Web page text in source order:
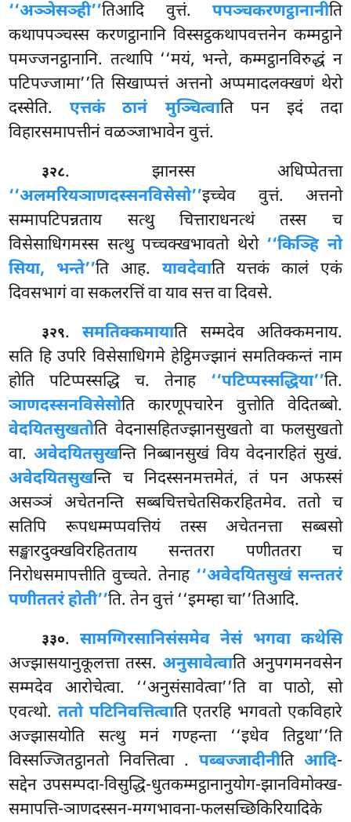
‘‘अञ्ञेसञ्ही’’तिआदि वुत्तं. पपञ्चकरणट्ठानानीति
कथापपञ्चस्स करणट्ठानानि विस्सट्ठकथापवत्तनेन कम्मट्ठाने
पमज्जनट्ठानानि. तत्थापि ‘‘मयं, भन्ते, कम्मट्ठानविरुद्धं न
पटिपज्जामा’’ति सिखाप्पत्तं अत्तनो अप्पमादलक्खणं थेरो
दस्सेति.एत्तकं ठानं मुञ्चित्वाति पन इदं तदा
विहारसमापत्तीनं वळञ्जाभावेन वुत्तं.
३२८. झानस्स अधिप्पेतत्ता
‘‘अलमरियञाणदस्सनविसेसो’’इच्चेव वुत्तं. अत्तनो
सम्मापटिपन्नताय सत्थु चित्ताराधनत्थं तस्स च
विसेसाधिगमस्स सत्थु पच्चक्खभावतो थेरो ‘‘किञ्हि नो
सिया, भन्ते’’ति आह.यावदेवाति यत्तकं कालं एकं
दिवसभागं वा सकलरत्तिं वा याव सत्त वा दिवसे.
३२९.समतिक्कमायाति सम्मदेव अतिक्कमनाय.
सति हि उपरि विसेसाधिगमे हेट्ठिमज्झानं समतिक्कन्तं नाम
होति पटिप्पस्सद्धि च. तेनाह ‘‘पटिप्पस्सद्धिया’’ति.
ञाणदस्सनविसेसोति कारणूपचारेन वुत्तोति वेदितब्बो.
वेदयितसुखतोति वेदनासहितज्झानसुखतो वा फलसुखतो
वा.अवेदयितसुखन्ति निब्बानसुखं विय वेदनारहितं सुखं.
अवेदयितसुखन्ति च निदस्सनमत्तमेतं, तं पन अफस्सं
असञ्ञं अचेतनन्ति सब्बचित्तचेतसिकरहितमेव. ततो च
सतिपि रूपधम्मप्पवत्तियं तस्स अचेतनत्ता सब्बसो
सङ्खारदुक्खविरहितताय सन्ततरा पणीततरा च
निरोधसमापत्तीति वुच्चते. तेनाह ‘‘अवेदयितसुखं सन्ततरं
पणीततरं होती’’ति. तेन वुत्तं ‘‘इमम्हा चा’’तिआदि.
३३०.सामग्गिरसानिसंसमेव नेसं भगवा कथेसि
अज्झासयानुकूलत्ता तस्स.अनुसावेत्वाति अनुपगमनवसेन
सम्मदेव आरोचेत्वा. ‘‘अनुसंसावेत्वा’’ति वा पाठो, सो
एवत्थो. ततो पटिनिवत्तित्वाति एतरहि भगवतो एकविहारे
अज्झासयोति सत्थु मनं गण्हन्ता ‘‘इधेव तिट्ठथा’’ति
विस्सज्जितट्ठानतो निवत्तित्वा . पब्बज्जादीनीति आदि-
सद्देन उपसम्पदा-विसुद्धि-धुतकम्मट्ठानानुयोग-झानविमोक्ख-
समापत्ति-ञाणदस्सन-मग्गभावना-फलसच्छिकिरियादिके